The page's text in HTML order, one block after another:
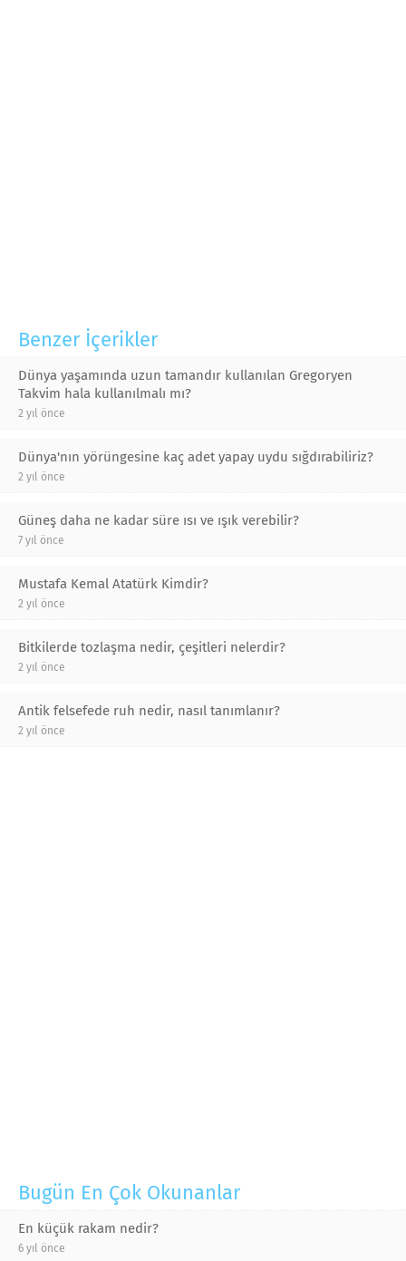
Benzer İçerikler
Dünya yaşamında uzun tamandır kullanılan Gregoryen
Takvim hala kullanılmalı mı?
2 yıl önce
Dünya'nın yörüngesine kaç adet yapay uydu sığdırabiliriz?
2 yıl önce
Güneş daha ne kadar süre ısı ve ışık verebilir?
7 yıl önce
Mustafa Kemal Atatürk Kimdir?
2 yıl önce
Bitkilerde tozlaşma nedir, çeşitleri nelerdir?
2 yıl önce
Antik felsefede ruh nedir, nasıl tanımlanır?
2 yıl önce
Bugün En Çok Okunanlar
En küçük rakam nedir?
6 yıl önce